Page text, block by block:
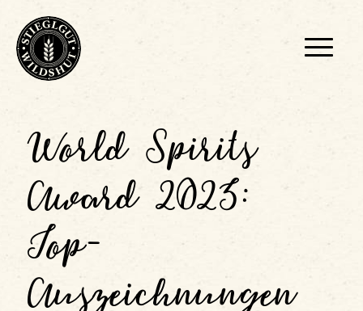
World Spirits
Award 2023:
Top-
Auszeichnungen